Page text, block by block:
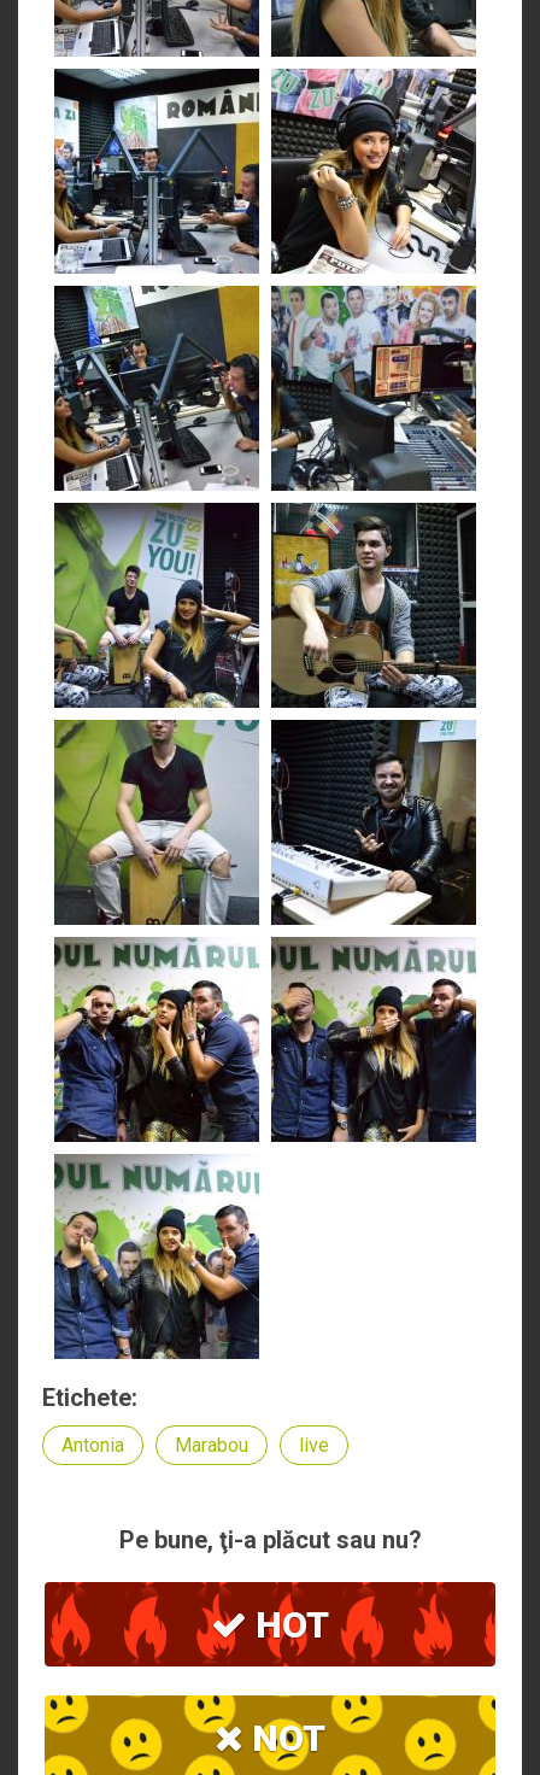
Etichete:
Antonia Marabou live
Pe bune, ţi-a plăcut sau nu?
HOT
NOT